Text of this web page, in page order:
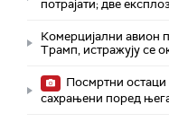
потрајати; две
Комерцијални авион
Трамп, истражују се
Посмртни
сахрањени поред